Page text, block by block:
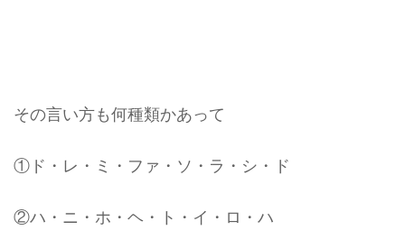
その言い方も何種類かあって
①ド・レ・ミ・ファ・ソ・ラ・シ・ド
②ハ・ニ・ホ・ヘ・ト・イ・ロ・ハ